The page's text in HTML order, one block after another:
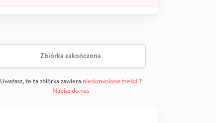
Zbiórka zakończona
Uważasz, że ta zbiórka zawiera niedozwolone treści?
Napisz do nas